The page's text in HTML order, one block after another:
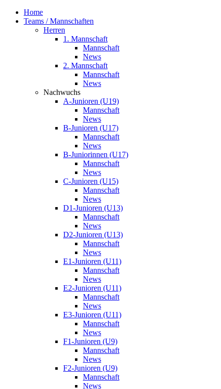
Home
Teams / Mannschaften
Herren
1. Mannschaft
Mannschaft
News
2. Mannschaft
Mannschaft
News
Nachwuchs
A-Junioren (U19)
Mannschaft
News
B-Junioren (U17)
Mannschaft
News
B-Juniorinnen (U17)
Mannschaft
News
C-Junioren (U15)
Mannschaft
News
D1-Junioren (U13)
Mannschaft
News
D2-Junioren (U13)
Mannschaft
News
E1-Junioren (U11)
Mannschaft
News
E2-Junioren (U11)
Mannschaft
News
E3-Junioren (U11)
Mannschaft
News
F1-Junioren (U9)
Mannschaft
News
F2-Junioren (U9)
Mannschaft
News